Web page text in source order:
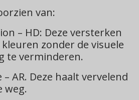
van:
– HD: Deze versterken
zonder de visuele
te verminderen.
AR. Deze haalt vervelend
weg.